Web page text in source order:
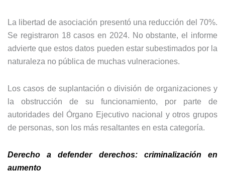
La libertad de asociación presentó una reducción del 70%.
Se registraron 18 casos en 2024. No obstante, el informe
advierte que estos datos pueden estar subestimados por la
naturaleza no pública de muchas vulneraciones.
Los casos de suplantación o división de organizaciones y
la obstrucción de su funcionamiento, por parte de
autoridades del Órgano Ejecutivo nacional y otros grupos
de personas, son los más resaltantes en esta categoría.
Derecho a defender derechos: criminalización en
aumento